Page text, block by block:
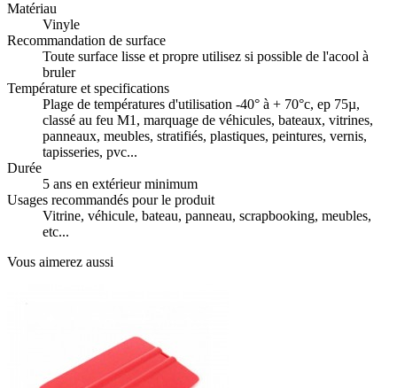
Matériau
Vinyle
Recommandation de surface
Toute surface lisse et propre utilisez si possible de l'acool à
bruler
Température et specifications
Plage de températures d'utilisation -40° à + 70°c, ep 75µ,
classé au feu M1, marquage de véhicules, bateaux, vitrines,
panneaux, meubles, stratifiés, plastiques, peintures, vernis,
tapisseries, pvc...
Durée
5 ans en extérieur minimum
Usages recommandés pour le produit
Vitrine, véhicule, bateau, panneau, scrapbooking, meubles,
etc...
Vous aimerez aussi